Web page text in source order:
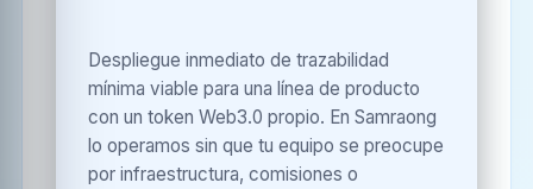
Despliegue inmediato de trazabilidad
mínima viable para una línea de producto
con un token Web3.0 propio. En Samraong
lo operamos sin que tu equipo se preocupe
por infraestructura, comisiones o